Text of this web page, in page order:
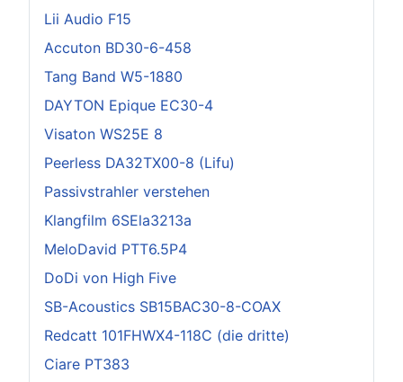
Lii Audio F15
Accuton BD30-6-458
Tang Band W5-1880
DAYTON Epique EC30-4
Visaton WS25E 8
Peerless DA32TX00-8 (Lifu)
Passivstrahler verstehen
Klangfilm 6SEla3213a
MeloDavid PTT6.5P4
DoDi von High Five
SB-Acoustics SB15BAC30-8-COAX
Redcatt 101FHWX4-118C (die dritte)
Ciare PT383